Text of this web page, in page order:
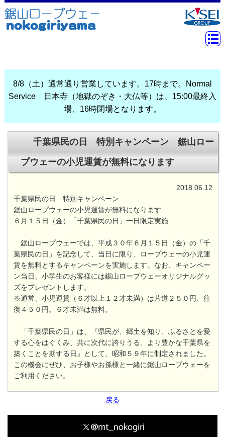
8/8（土）通常通り営業しています。17時まで。Normal
Service 日本寺（地獄のぞき・大仏等）は、15:00最終入
場、16時閉場となります。
千葉県民の日 特別キャンペーン 鋸山ロー
プウェーの小児運賃が無料になります
2018.06.12
千葉県民の日 特別キャンペーン
鋸山ロープウェーの小児運賃が無料になります
６月１５日（金）「千葉県民の日」一日限定実施
鋸山ロープウェーでは、平成３０年６月１５日（金）の「千
葉県民の日」を記念して、当日に限り、ロープウェーの小児運
賃を無料とするキャンペーンを実施します。なお、キャンペー
ン当日、小学生のお客様には鋸山ロープウェーオリジナルグッ
ズをプレゼントします。
※通常、小児運賃（６才以上１２才未満）は片道２５０円、往
復４５０円。６才未満は無料。
「千葉県民の日」は、『県民が、郷土を知り、ふるさとを愛
する心をはぐくみ、共に次代に誇りうる、より豊かな千葉県を
築くことを期する日』として、昭和５９年に制定されました。
この機会にぜひ、お子様やお孫様と一緒に鋸山ロープウェーを
ご利用ください。
戻る